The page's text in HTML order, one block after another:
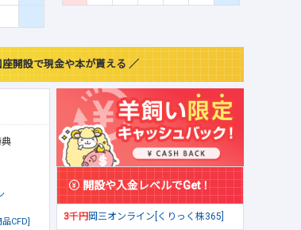
座開設で現金や本が貰える ／
CFD]
開設や入金レベルでGet！
3千円岡三オンライン[くりっく株365]